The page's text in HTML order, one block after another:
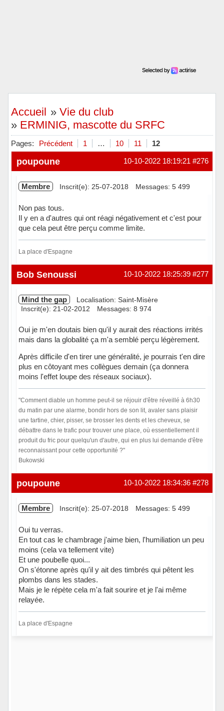
Accueil »Vie du club
» ERMINIG, mascotte du SRFC
Pages: Précédent 1 … 10 11 12
#276
10-10-2022 18:19:21
poupoune
Membre Inscrit(e): 25-07-2018 Messages: 5 499
Non pas tous.
Il y en a d'autres qui ont réagi négativement et c'est pour
que cela peut être perçu comme limite.
La place d'Espagne
Hors ligne #277
10-10-2022 18:25:39
Bob Senoussi
Mind the gap
Localisation: Saint-Misère
Inscrit(e): 21-02-2012
Messages: 8 974
Oui je m'en doutais bien qu'il y aurait des réactions irrités
mais dans la globalité ça m'a semblé perçu légèrement.
Après difficile d'en tirer une généralité, je pourrais t'en dire
plus en côtoyant mes collègues demain (ça donnera
moins l'effet loupe des réseaux sociaux).
"Comment diable un homme peut-il se réjouir d'être réveillé à 6h30
du matin par une alarme, bondir hors de son lit, avaler sans plaisir
une tartine, chier, pisser, se brosser les dents et les cheveux, se
débattre dans le trafic pour trouver une place, où essentiellement il
produit du fric pour quelqu'un d'autre, qui en plus lui demande d'être
reconnaissant pour cette opportunité ?"
Bukowski
Hors ligne #278
10-10-2022 18:34:36
poupoune
Membre Inscrit(e): 25-07-2018 Messages: 5 499
Oui tu verras.
En tout cas le chambrage j'aime bien, l'humiliation un peu
moins (cela va tellement vite)
Et une poubelle quoi...
On s'étonne après qu'il y ait des timbrés qui pêtent les
plombs dans les stades.
Mais je le répète cela m'a fait sourire et je l'ai même
relayée.
La place d'Espagne